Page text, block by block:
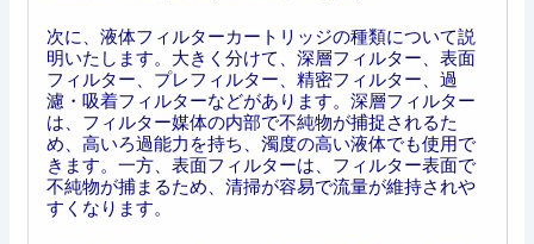
次に、液体フィルターカートリッジの種類について説
明いたします。大きく分けて、深層フィルター、表面
フィルター、プレフィルター、精密フィルター、過
濾・吸着フィルターなどがあります。深層フィルター
は、フィルター媒体の内部で不純物が捕捉されるた
め、高いろ過能力を持ち、濁度の高い液体でも使用で
きます。一方、表面フィルターは、フィルター表面で
不純物が捕まるため、清掃が容易で流量が維持されや
すくなります。